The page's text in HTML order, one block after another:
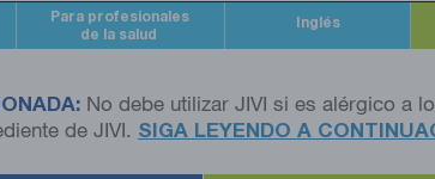
Para profesionales
de la salud
Inglés
No debe utilizar JIVI si es alérgico a
de JIVI. SIGA LEYENDO A